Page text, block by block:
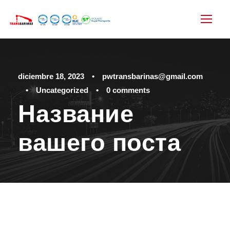
diciembre 18, 2023 •
pwtransbarinas@gmail.com
•
Uncategorized • 0 comments
Название
вашего поста